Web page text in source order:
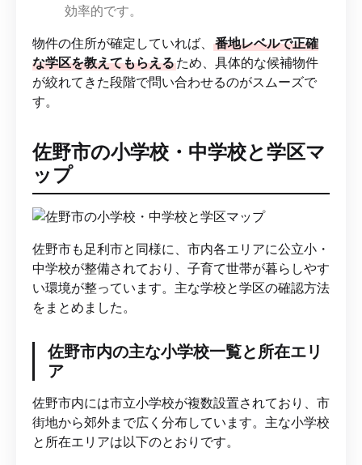
効率的です。
物件の住所が確定していれば、
番地レベルで正確
な学区を教えてもらえるため、具体的な候補物件
が絞れてきた段階で問い合わせるのがスムーズで
す。
佐野市の小学校・中学校と学区マ
ップ
佐野市も足利市と同様に、市内各エリアに公立小・
中学校が整備されており、子育て世帯が暮らしやす
い環境が整っています。主な学校と学区の確認方法
をまとめました。
佐野市内の主な小学校一覧と所在エリ
ア
佐野市内には市立小学校が複数設置されており、市
街地から郊外まで広く分布しています。主な小学校
と所在エリアは以下のとおりです。